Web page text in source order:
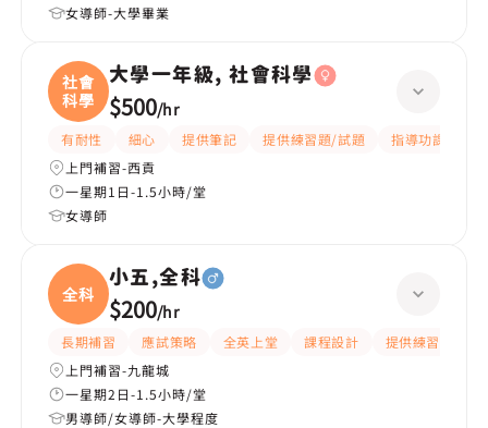
女導師-大學畢業
社會
科學
大學一年級, 社會科學
$500/hr
有耐性 細心 提供筆記 提供練習題/試題 指導功課
上門補習-西貢
一星期1日-1.5小時/堂
女導師
全科
小五,全科
$200/hr
長期補習 應試策略 全英上堂 課程設計
提供練習題/試題
上門補習-九龍城
一星期2日-1.5小時/堂
男導師/女導師-大學程度